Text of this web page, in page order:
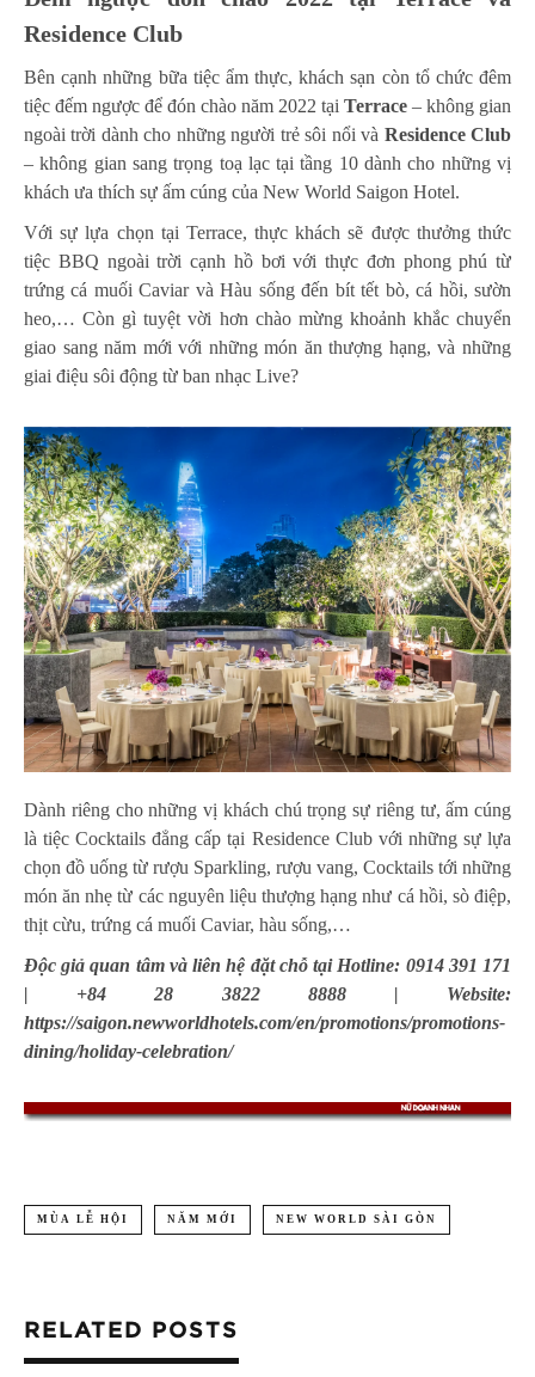
Residence Club
Bên cạnh những bữa tiệc ẩm thực, khách sạn còn tổ chức đêm
tiệc đếm ngược để đón chào năm 2022 tại Terrace – không gian
ngoài trời dành cho những người trẻ sôi nổi và Residence Club
– không gian sang trọng toạ lạc tại tầng 10 dành cho những vị
khách ưa thích sự ấm cúng của New World Saigon Hotel.
Với sự lựa chọn tại Terrace, thực khách sẽ được thưởng thức
tiệc BBQ ngoài trời cạnh hồ bơi với thực đơn phong phú từ
trứng cá muối Caviar và Hàu sống đến bít tết bò, cá hồi, sườn
heo,… Còn gì tuyệt vời hơn chào mừng khoảnh khắcchuyển
giao sang năm mới với những món ăn thượng hạng, và những
giai điệu sôi động từ ban nhạc Live?
Dành riêng cho những vị khách chú trọng sự riêng tư, ấm cúng
là tiệc Cocktails đẳng cấp tại Residence Club với những sự lựa
chọn đồ uống từ rượu Sparkling, rượu vang, Cocktails tới những
món ăn nhẹ từ các nguyên liệu thượng hạng như cá hồi, sò điệp,
thịt cừu, trứng cá muối Caviar, hàu sống,…
Độc giả quan tâm và liên hệ đặt chỗ tại Hotline: 0914 391 171
| +84 28 3822 8888 | Website:
https://saigon.newworldhotels.com/en/promotions/promotions-
dining/holiday-celebration/
MÙA LỄ HỘI NĂM MỚI NEW WORLD SÀI GÒN
RELATED POSTS